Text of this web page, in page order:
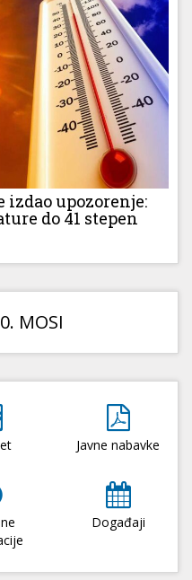
izdao upozorenje:
do 41 stepen
MOSI
Javne nabavke
Događaji